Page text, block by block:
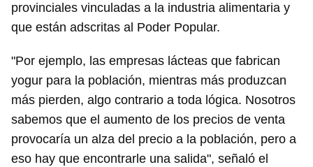
provinciales vinculadas a la industria alimentaria y
que están adscritas al Poder Popular.
"Por ejemplo, las empresas lácteas que fabrican
yogur para la población, mientras más produzcan
más pierden, algo contrario a toda lógica. Nosotros
sabemos que el aumento de los precios de venta
provocaría un alza del precio a la población, pero a
eso hay que encontrarle una salida", señaló el